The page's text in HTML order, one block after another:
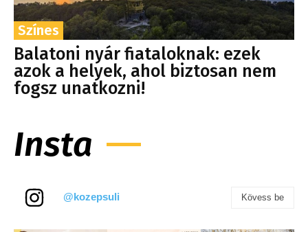
Színes
Balatoni nyár fiataloknak: ezek
azok a helyek, ahol biztosan nem
fogsz unatkozni!
Insta
@kozepsuli Kövess be